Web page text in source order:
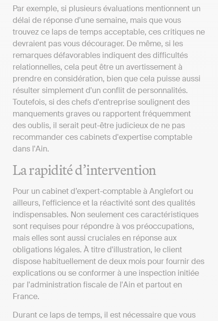
Par exemple, si plusieurs évaluations mentionnent un
délai de réponse d'une semaine, mais que vous
trouvez ce laps de temps acceptable, ces critiques ne
devraient pas vous décourager. De même, si les
remarques défavorables indiquent des difficultés
relationnelles, cela peut être un avertissement à
prendre en considération, bien que cela puisse aussi
résulter simplement d'un conflit de personnalités.
Toutefois, si des chefs d'entreprise soulignent des
manquements graves ou rapportent fréquemment
des oublis, il serait peut-être judicieux de ne pas
recommander ces cabinets d'expertise comptable
dans l'Ain.
La rapidité d’intervention
Pour un cabinet d’expert-comptable à Anglefort ou
ailleurs, l'efficience et la réactivité sont des qualités
indispensables. Non seulement ces caractéristiques
sont requises pour répondre à vos préoccupations,
mais elles sont aussi cruciales en réponse aux
obligations légales. À titre d'illustration, le client
dispose habituellement de deux mois pour fournir des
explications ou se conformer à une inspection initiée
par l'administration fiscale de l'Ain et partout en
France.
Durant ce laps de temps, il est nécessaire que vous